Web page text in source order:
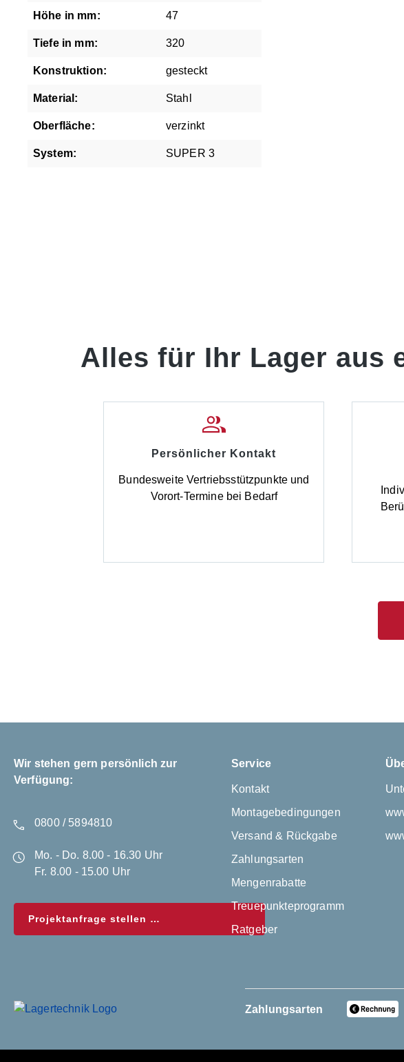
Höhe in mm: 47
Tiefe in mm: 320
Konstruktion: gesteckt
Material: Stahl
Oberfläche: verzinkt
System: SUPER 3
Alles für Ihr Lager aus
Persönlicher Kontakt
Bundesweite Vertriebsstützpunkte und
Vorort-Termine bei Bedarf
Wir stehen gern persönlich zur
Verfügung:
0800 / 5894810
Mo. - Do. 8.00 - 16.30 Uhr
Fr. 8.00 - 15.00 Uhr
Projektanfrage stellen
Service
Kontakt
Montagebedingungen
Versand & Rückgabe
Zahlungsarten
Mengenrabatte
Treuepunkteprogramm
Ratgeber
Zahlungsarten